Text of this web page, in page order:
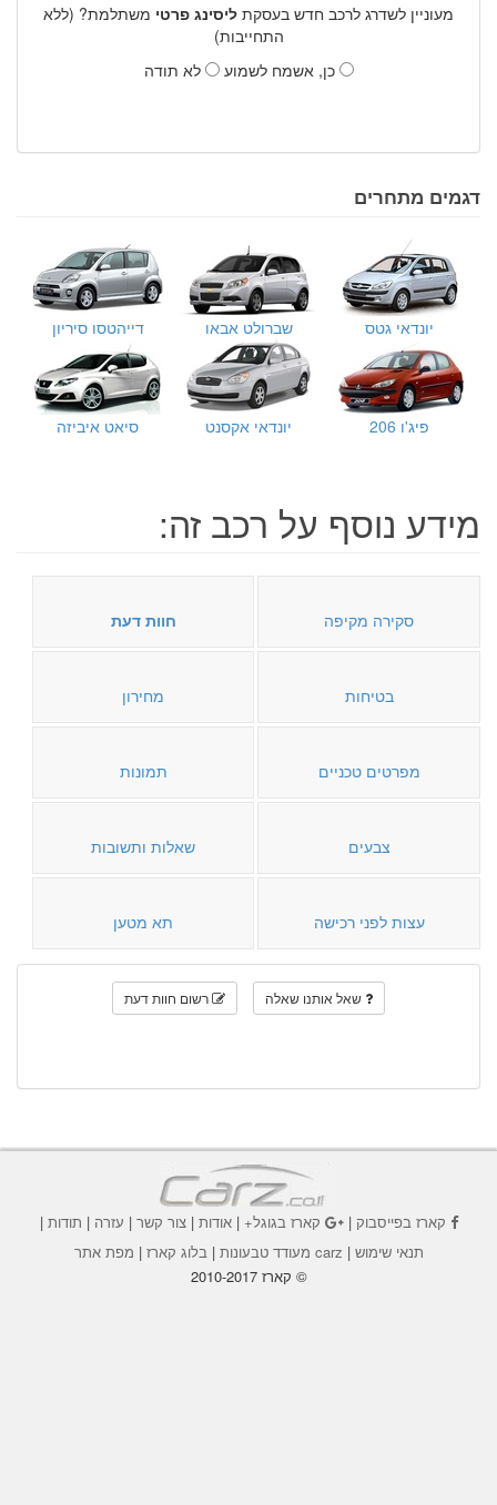
מעוניין לשדרג לרכב חדש בעסקת ליסינג פרטי משתלמת? (ללא
התחייבות)
כן, אשמח לשמוע
לא תודה
דגמים מתחרים
יונדאי גטס שברולט אבאו דייהטסו סיריון
פיג'ו 206 יונדאי אקסנט סיאט איביזה
מידע נוסף על רכב זה:
סקירה מקיפה חוות דעת
בטיחות מחירון
מפרטים טכניים תמונות
צבעים שאלות ותשובות
עצות לפני רכישה תא מטען
שאל אותנו שאלה רשום חוות דעת
קארז בפייסבוק| קארז בגוגל+|אודות |צור קשר | עזרה | תודות |
תנאי שימוש | carz מעודד טבעונות | בלוג קארז | מפת אתר
© קארז 2010-2017